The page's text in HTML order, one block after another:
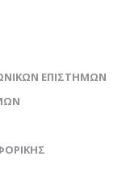
ΕΠΙΣΤΗΜΩΝ